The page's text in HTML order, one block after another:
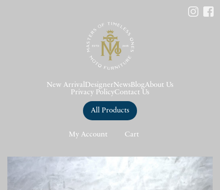
New Arrival DesignerNews BlogAbout Us
Privacy PolicyContact Us
All Products
My Account Cart